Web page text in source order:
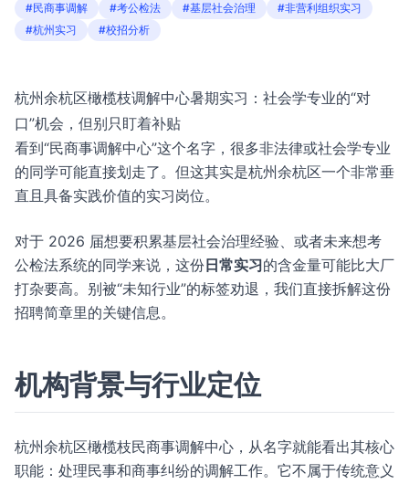
#民商事调解
#考公检法 #基层社会治理
#非营利组织实习
#杭州实习
#校招分析
杭州余杭区橄榄枝调解中心暑期实习：社会学专业的“对
口”机会，但别只盯着补贴
看到“民商事调解中心”这个名字，很多非法律或社会学专业
的同学可能直接划走了。但这其实是杭州余杭区一个非常垂
直且具备实践价值的实习岗位。
对于 2026 届想要积累基层社会治理经验、或者未来想考
公检法系统的同学来说，这份日常实习的含金量可能比大厂
打杂要高。别被“未知行业”的标签劝退，我们直接拆解这份
招聘简章里的关键信息。
机构背景与行业定位
杭州余杭区橄榄枝民商事调解中心，从名字就能看出其核心
职能：处理民事和商事纠纷的调解工作。它不属于传统意义